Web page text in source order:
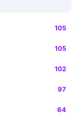
105
105
102
97
64